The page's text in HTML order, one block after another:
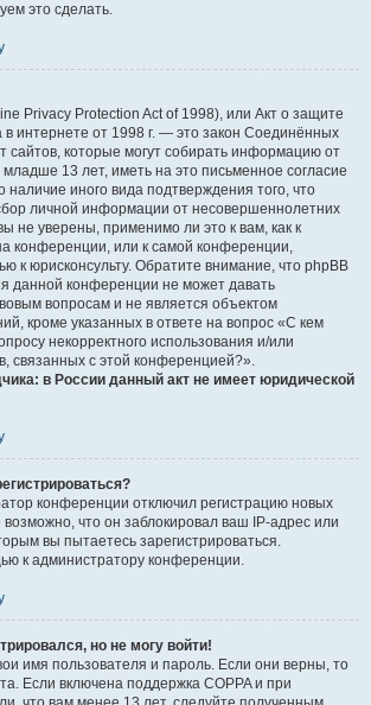
это сделать.
Privacy Protection Act of 1998), или Акт о защите
в интернете от 1998 г. — это закон Соединённых
сайтов, которые могут собирать информацию от
13 лет, иметь на это письменное согласие
наличие иного вида подтверждения того, что
личной информации от несовершеннолетних
не уверены, применимо ли это к вам, как к
конференции, или к самой конференции,
к юрисконсульту. Обратите внимание, что phpBB
данной конференции не может давать
вопросам и не является объектом
кроме указанных в ответе на вопрос «С кем
некорректного использования и/или
связанных с этой конференцией?».
в России данный акт не имеет юридической
конференции отключил регистрацию новых
возможно, что он заблокировал ваш IP-адрес или
вы пытаетесь зарегистрироваться.
к администратору конференции.
но не могу войти!
имя пользователя и пароль. Если они верны, то
Если включена поддержка COPPA и при